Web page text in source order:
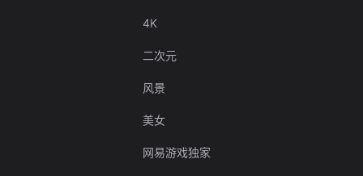
4K
二次元
风景
美女
网易游戏独家